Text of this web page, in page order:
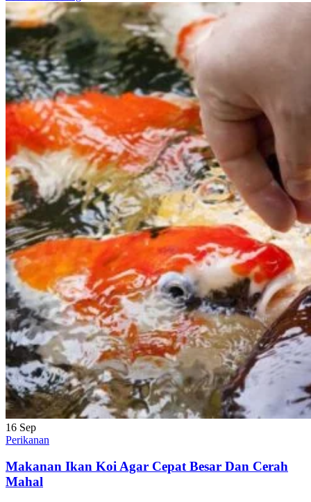
16 Sep
Perikanan
Makanan Ikan Koi Agar Cepat Besar Dan Cerah
Mahal